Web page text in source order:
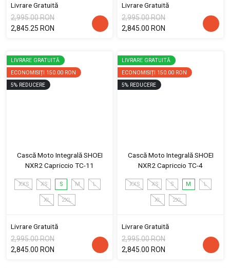
Livrare Gratuită
2,995.00 RON
2,845.25 RON
Livrare Gratuită
2,995.00 RON
2,845.00 RON
LIVRARE GRATUITĂ
ECONOMISIȚI 150.00 RON
5% REDUCERE
Cască Moto Integrală SHOEI
NXR2 Capriccio TC-11
XXS XS S M L
XL 2XL
Livrare Gratuită
2,995.00 RON
2,845.00 RON
LIVRARE GRATUITĂ
ECONOMISIȚI 150.00 RON
5% REDUCERE
Cască Moto Integrală SHOEI
NXR2 Capriccio TC-4
XXS XS S M L
XL 2XL
Livrare Gratuită
2,995.00 RON
2,845.00 RON